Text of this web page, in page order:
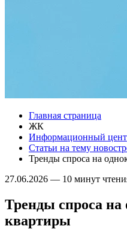
Главная страница
ЖК
Информационный
Статьи на тему
Тренды спроса на
27.06.2026 — 10 минут
Тренды спроса
квартиры